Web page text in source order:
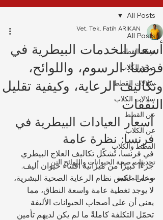
All Posts
صِحّة القطط
صِحّة الكلاب
سلالات القطط
سلالات الكلاب
عن القطط
عن الكلاب
القطط والكلاب
تحديثات صحة الحيوانات واللوائح التن
صحة الماشية
All Posts
أسعار الخدمات البيطرية في
فرنسا: الرسوم، واللوائح،
وتكاليف الرعاية، وكيفية تقليل
النفقات
Vet. Tek. Fatih ARIKAN
أسعار العيادات البيطرية في
فرنسا: نظرة عامة
في فرنسا، تُشكّل تكاليف العلاج البيطري
جزءًا كبيرًا من ميزانية اقتناء حيوان أليف.
وعلى عكس نظام الرعاية الصحية البشرية،
لا يوجد تغطية عامة واسعة النطاق، مما
يعني أن على أصحاب الحيوانات الأليفة
تحمّل التكلفة كاملةً ما لم يكن لديهم تأمين